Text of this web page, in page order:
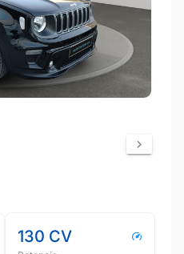
130 CV